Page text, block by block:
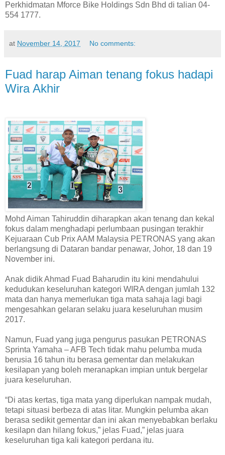
Perkhidmatan Mforce Bike Holdings Sdn Bhd di talian 04-
554 1777.
at November 14, 2017 No comments:
Fuad harap Aiman tenang fokus hadapi
Wira Akhir
Mohd Aiman Tahiruddin diharapkan akan tenang dan kekal
fokus dalam menghadapi perlumbaan pusingan terakhir
Kejuaraan Cub Prix AAM Malaysia PETRONAS yang akan
berlangsung di Dataran bandar penawar, Johor, 18 dan 19
November ini.
Anak didik Ahmad Fuad Baharudin itu kini mendahului
kedudukan keseluruhan kategori WIRA dengan jumlah 132
mata dan hanya memerlukan tiga mata sahaja lagi bagi
mengesahkan gelaran selaku juara keseluruhan musim
2017.
Namun, Fuad yang juga pengurus pasukan PETRONAS
Sprinta Yamaha – AFB Tech tidak mahu pelumba muda
berusia 16 tahun itu berasa gementar dan melakukan
kesilapan yang boleh meranapkan impian untuk bergelar
juara keseluruhan.
“Di atas kertas, tiga mata yang diperlukan nampak mudah,
tetapi situasi berbeza di atas litar. Mungkin pelumba akan
berasa sedikit gementar dan ini akan menyebabkan berlaku
kesilapn dan hilang fokus,” jelas Fuad,” jelas juara
keseluruhan tiga kali kategori perdana itu.